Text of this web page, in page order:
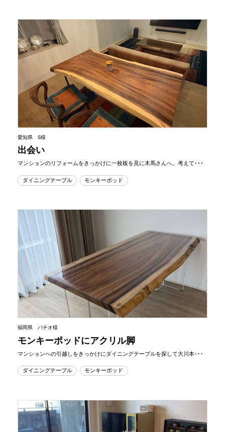
愛知県 S様
出会い
マンションのリフォームをきっかけに一枚板を見に木馬さんへ。考えて･･･
ダイニングテーブル モンキーポッド
福岡県 バチオ様
モンキーポッドにアクリル脚
マンションへの引越しをきっかけにダイニングテーブルを探して大川本･･･
ダイニングテーブル モンキーポッド